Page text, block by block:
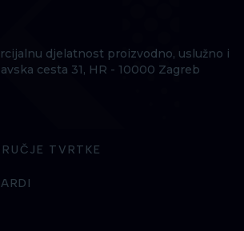
djelatnost proizvodno, uslužno i
cesta 31, HR - 10000 Zagreb
TVRTKE